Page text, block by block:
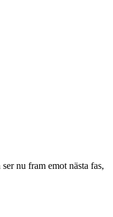
nu fram emot nästa fas,